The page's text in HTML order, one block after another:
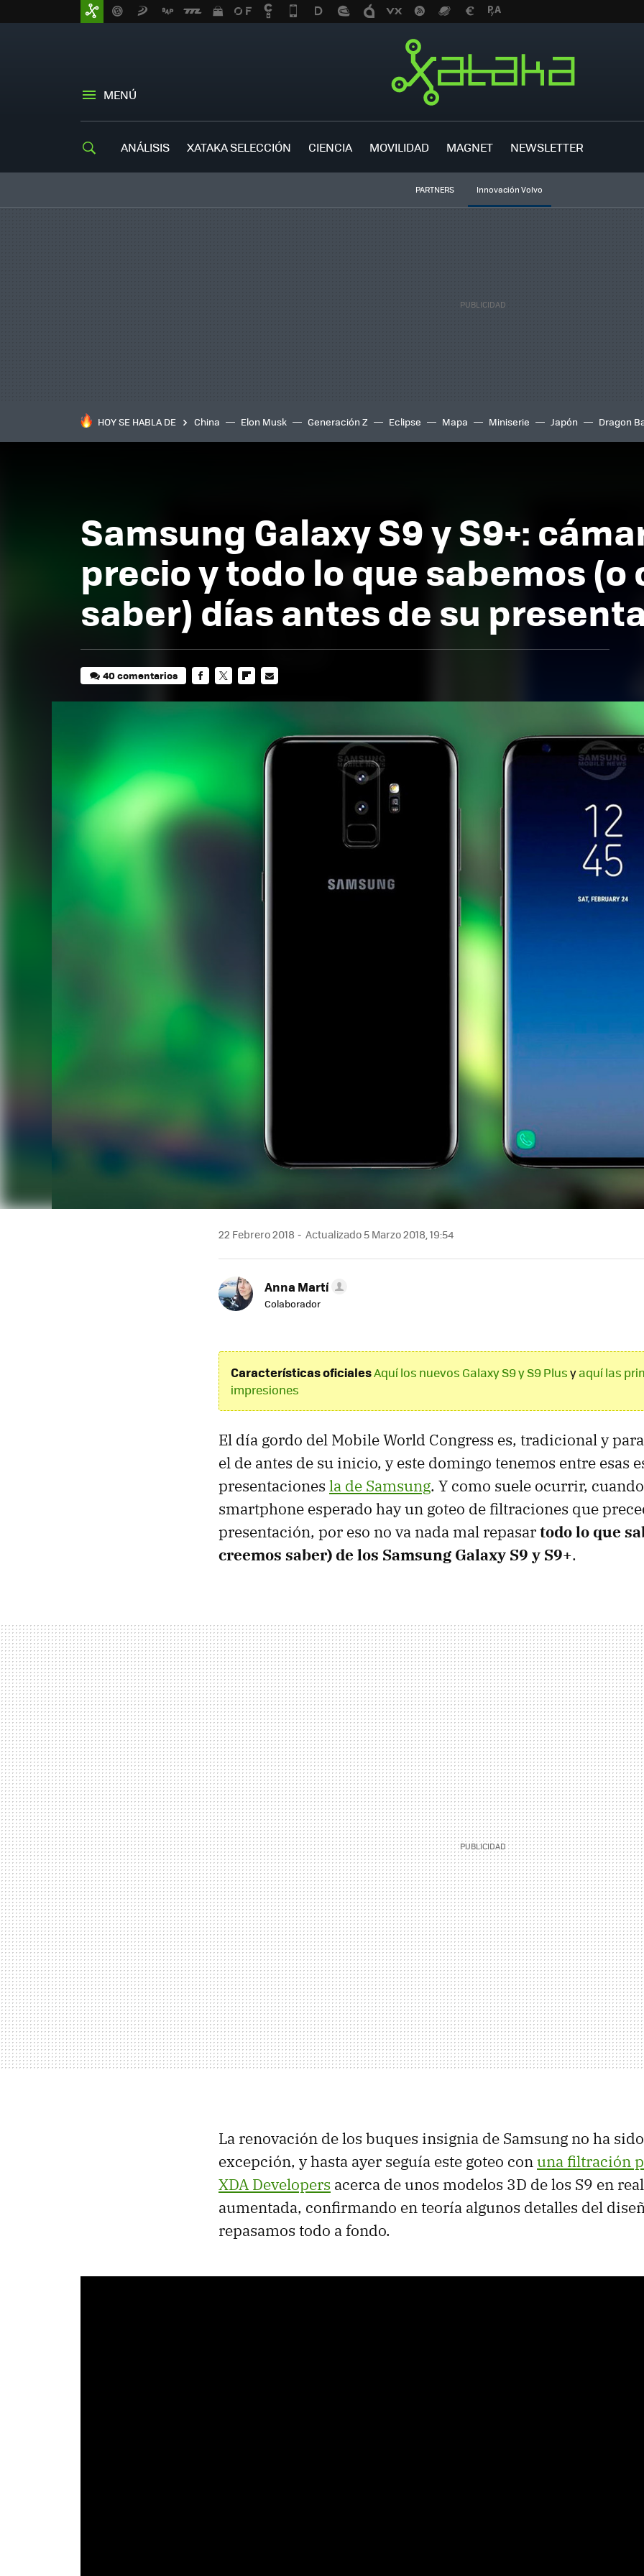
MENÚ
ANÁLISIS XATAKA SELECCIÓN CIENCIA MOVILIDAD MAGNET NEWSLETTER
PARTNERS Innovación Volvo
HOY SE HABLA DE China Elon Musk Generación Z Eclipse Mapa Miniserie Japón Dragon
Samsung Galaxy S9 y S9+:
precio y todo lo que sabemos (o
saber) días antes de su
40 comentarios
22 Febrero 2018 Actualizado 5 Marzo 2018, 19:54
Anna Martí
Colaborador
Características oficialesAquí los nuevos Galaxy S9 y S9 Plusyaquí las
impresiones
El día gordo del Mobile World Congress es, tradicional y
el de antes de su inicio, y este domingo tenemos entre esas
presentaciones la de Samsung. Y como suele ocurrir,
smartphone esperado hay un goteo de filtraciones que
presentación, por eso no va nada mal repasartodo lo que
creemos saber) de los Samsung Galaxy S9 y S9+.
La renovación de los buques insignia de Samsung no ha
excepción, y hasta ayer seguía este goteo conuna filtración
XDA Developers acerca de unos modelos 3D de los S9 en
aumentada, confirmando en teoría algunos detalles del
repasamos todo a fondo.